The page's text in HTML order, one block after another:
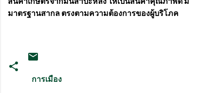
มาตรฐานสากล ตรงตามความต้องการของผู้บริโภค
การเมือง